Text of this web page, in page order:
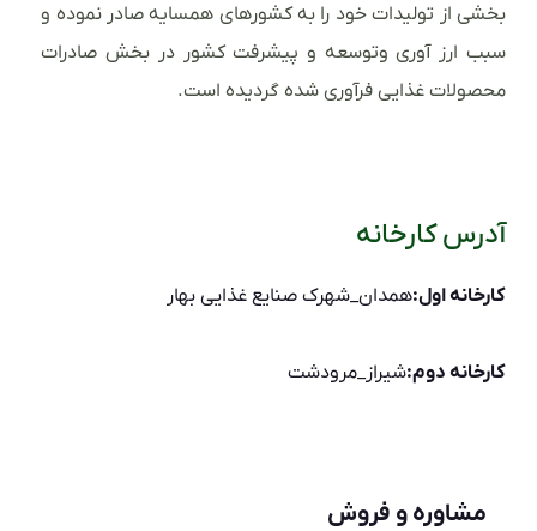
بخشی از تولیدات خود را به کشورهای همسایه صادر نموده و
سبب ارز آوری وتوسعه و پیشرفت کشور در بخش صادرات
محصولات غذایی فرآوری شده گردیده است.
آدرس کارخانه
کارخانه اول:همدان_شهرک صنایع غذایی بهار
کارخانه دوم:شیراز_مرودشت
مشاوره و فروش